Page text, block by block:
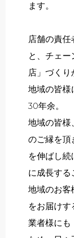
ます。
店舗の責任
と、チェー
店」づくり
地域の皆様
30年余。
地域の皆様
のご縁を頂
を伸ばし
に成長する
地域のお客
をお届け
業者様にも